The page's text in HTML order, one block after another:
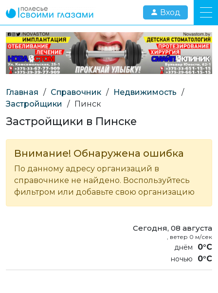
Вход
Главная / Справочник / Недвижимость /
Застройщики
/ Пинск
Застройщики в Пинске
Внимание! Обнаружена ошибка
По данному адресу организаций в
справочнике не найдено. Воспользуйтесь
фильтром или добавьте свою организацию
Сегодня, 08 августа
, ветер 0 м/сек
0°C
0°C